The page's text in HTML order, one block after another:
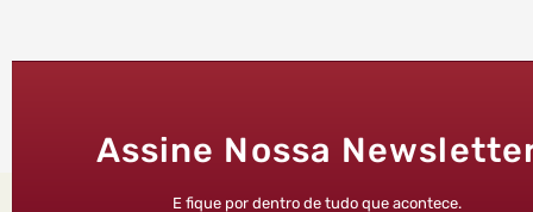
Assine Nossa
E fique por dentro de tudo que acontece.